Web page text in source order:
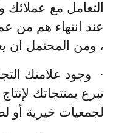
التعامل مع
عند انتهاء هم من
، ومن المحتمل ان
·
وجود علامتك
تبرع بمنتجاتك
لجمعيات خيرية أو